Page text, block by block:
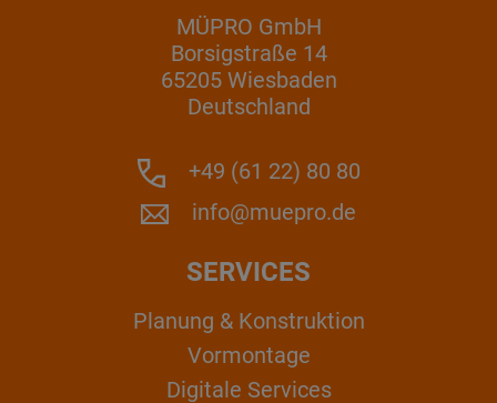
MÜPRO GmbH
Borsigstraße 14
65205 Wiesbaden
Deutschland
+49 (61 22) 80 80
info@muepro.de
SERVICES
Planung & Konstruktion
Vormontage
Digitale Services